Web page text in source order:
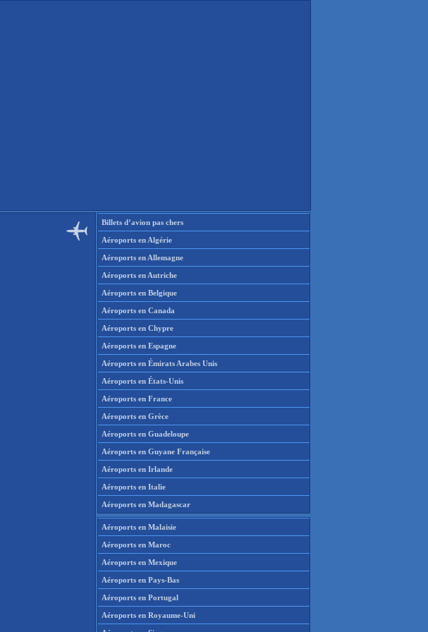
Billets d’avion pas chers
Aéroports en Algérie
Aéroports en Allemagne
Aéroports en Autriche
Aéroports en Belgique
Aéroports en Canada
Aéroports en Chypre
Aéroports en Espagne
Aéroports en Émirats Arabes Unis
Aéroports en États-Unis
Aéroports en France
Aéroports en Grèce
Aéroports en Guadeloupe
Aéroports en Guyane Française
Aéroports en Irlande
Aéroports en Italie
Aéroports en Madagascar
Aéroports en Malaisie
Aéroports en Maroc
Aéroports en Mexique
Aéroports en Pays-Bas
Aéroports en Portugal
Aéroports en Royaume-Uni